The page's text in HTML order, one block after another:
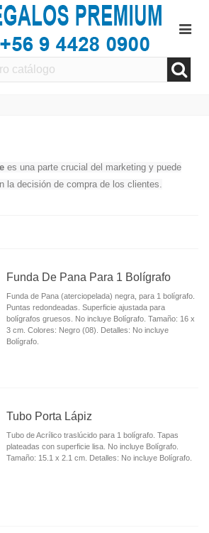
es una parte crucial del marketing y puede
la decisión de compra de los clientes.
Funda De Pana Para 1 Bolígrafo
Funda de Pana (aterciopelada) negra, para 1 bolígrafo.
Puntas redondeadas. Superficie ajustada para
bolígrafos gruesos. No incluye Bolígrafo. Tamaño: 16 x
3 cm. Colores: Negro (08). Detalles: No incluye
Bolígrafo.
Tubo Porta Lápiz
Tubo de Acrílico traslúcido para 1 bolígrafo. Tapas
plateadas con superficie lisa. No incluye Bolígrafo.
Tamaño: 15.1 x 2.1 cm. Detalles: No incluye Bolígrafo.